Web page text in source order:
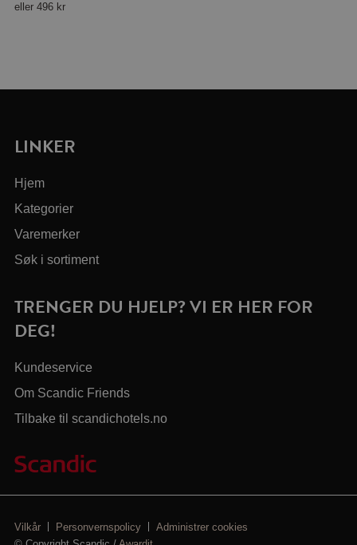
eller 496 kr
LINKER
Hjem
Kategorier
Varemerker
Søk i sortiment
TRENGER DU HJELP? VI ER HER FOR
DEG!
Kundeservice
Om Scandic Friends
Tilbake til scandichotels.no
Vilkår Personvernspolicy
Administrer cookies